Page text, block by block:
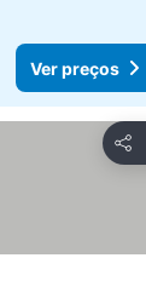
Ver preços